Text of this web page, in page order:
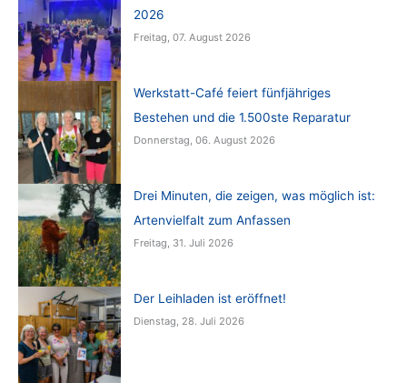
2026
Freitag, 07. August 2026
Werkstatt-Café feiert fünfjähriges
Bestehen und die 1.500ste Reparatur
Donnerstag, 06. August 2026
Drei Minuten, die zeigen, was möglich ist:
Artenvielfalt zum Anfassen
Freitag, 31. Juli 2026
Der Leihladen ist eröffnet!
Dienstag, 28. Juli 2026